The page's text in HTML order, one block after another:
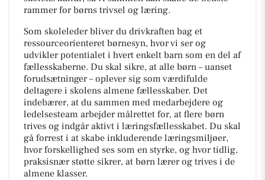
rammer for børns trivsel og læring.
Som skoleleder bliver du drivkraften bag et
ressourceorienteret børnesyn, hvor vi ser og
udvikler potentialet i hvert enkelt barn som en del af
fællesskaberne. Du skal sikre, at alle børn – uanset
forudsætninger – oplever sig som værdifulde
deltagere i skolens almene fællesskaber. Det
indebærer, at du sammen med medarbejdere og
ledelsesteam arbejder målrettet for, at flere børn
trives og indgår aktivt i læringsfællesskabet. Du skal
gå forrest i at skabe inkluderende læringsmiljøer,
hvor forskellighed ses som en styrke, og hvor tidlig,
praksisnær støtte sikrer, at børn lærer og trives i de
almene klasser.